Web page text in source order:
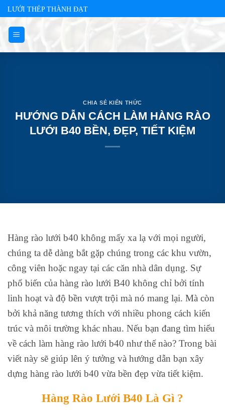
Skip
to
content
LƯỚI THÉP THÀNH ĐẠT
CHIA SẺ KIẾN THỨC
HƯỚNG DẪN CÁCH LÀM HÀNG RÀO
LƯỚI B40 BỀN, ĐẸP, TIẾT KIỆM
Hàng rào lưới b40 không mấy xa lạ với mọi người,
chúng ta dễ dàng bắt gặp chúng trong các khu vườn,
công viên hoặc ngay tại các căn nhà dân dụng. Sự
phổ biến của hàng rào lưới B40 không chỉ bởi tính
linh hoạt và độ bền vượt trội mà nó mang lại. Mà còn
bởi khả năng tương thích với nhiều phong cách kiến
trúc và môi trường khác nhau. Nếu bạn đang tìm hiểu
về cách làm hàng rào lưới b40 như thế nào? Trong bài
viết này sẽ giúp lên ý tưởng và hướng dẫn bạn xây
dựng hàng rào lưới b40 vừa bền đẹp vừa tiết kiệm.
Hàng Rào Lưới B40 Là Gì ?